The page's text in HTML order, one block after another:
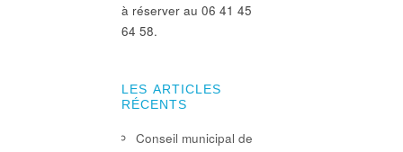
à réserver au 06 41 45
64 58.
LES ARTICLES
RÉCENTS
Conseil municipal de